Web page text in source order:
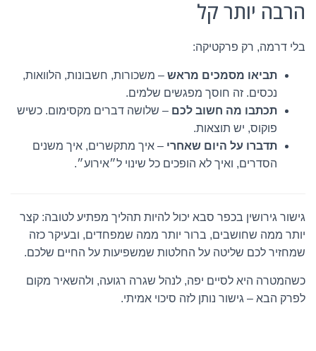
הרבה יותר קל
בלי דרמה, רק פרקטיקה:
תביאו מסמכים מראש – משכורות, חשבונות, הלוואות,
נכסים. זה חוסך מפגשים שלמים.
תכתבו מה חשוב לכם – שלושה דברים מקסימום. כשיש
פוקוס, יש תוצאות.
תדברו על היום שאחרי – איך מתקשרים, איך משנים
הסדרים, ואיך לא הופכים כל שינוי ל״אירוע״.
גישור גירושין בכפר סבא יכול להיות תהליך מפתיע לטובה: קצר
יותר ממה שחושבים, ברור יותר ממה שמפחדים, ובעיקר כזה
שמחזיר לכם שליטה על החלטות שמשפיעות על החיים שלכם.
כשהמטרה היא לסיים יפה, לנהל שגרה רגועה, ולהשאיר מקום
לפרק הבא – גישור נותן לזה סיכוי אמיתי.